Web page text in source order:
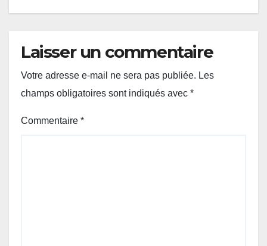
Laisser un commentaire
Votre adresse e-mail ne sera pas publiée. Les
champs obligatoires sont indiqués avec *
Commentaire *